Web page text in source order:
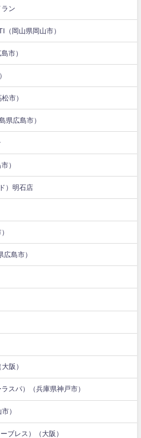
ン
（岡山県岡山市）
市）
市）
県広島市）
）
）明石店
広島市）
阪）
スパ）（兵庫県神戸市）
）
ブレス）（大阪）